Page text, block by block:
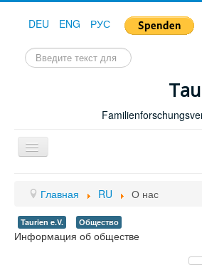
DEU ENG РУС
Искать...
Toggle
Navigation
Главная
RU О нас
Taurien e.V. Общество
Информация об обществе